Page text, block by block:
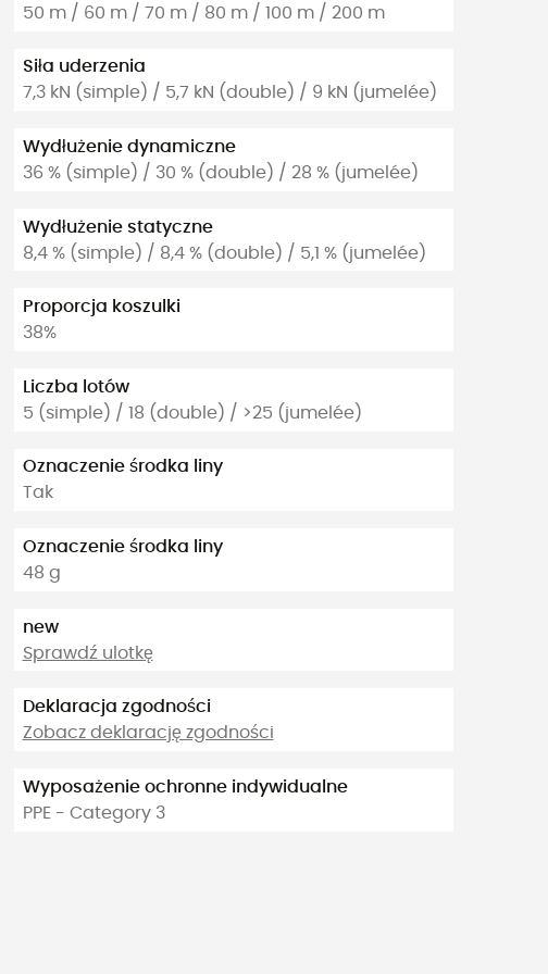
50 m / 60 m / 70 m / 80 m / 100 m / 200 m
Siła uderzenia
7,3 kN (simple) / 5,7 kN (double) / 9 kN (jumelée)
Wydłużenie dynamiczne
36 % (simple) / 30 % (double) / 28 % (jumelée)
Wydłużenie statyczne
8,4 % (simple) / 8,4 % (double) / 5,1 % (jumelée)
Proporcja koszulki
38%
Liczba lotów
5 (simple) / 18 (double) / >25 (jumelée)
Oznaczenie środka liny
Tak
Oznaczenie środka liny
48 g
new
Sprawdź ulotkę
Deklaracja zgodności
Zobacz deklarację zgodności
Wyposażenie ochronne indywidualne
PPE - Category 3